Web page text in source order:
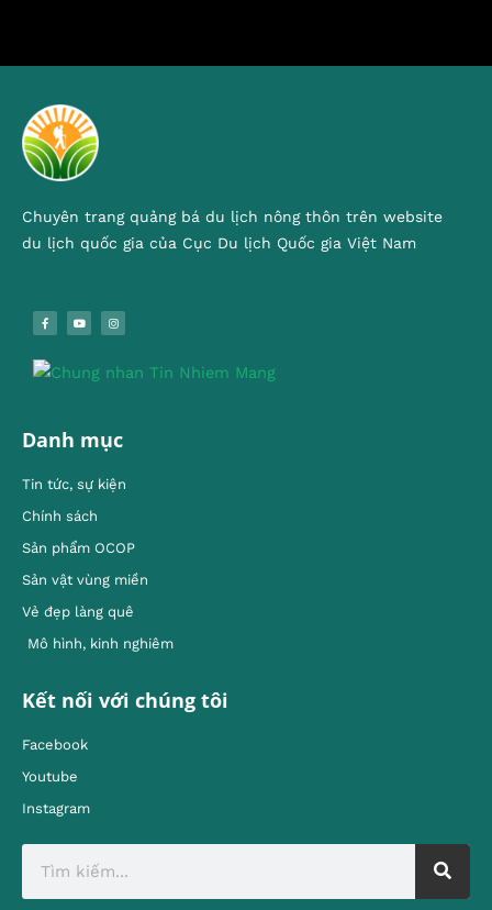
Chuyên trang quảng bá du lịch nông thôn trên website
du lịch quốc gia của Cục Du lịch Quốc gia Việt Nam
Danh mục
Tin tức, sự kiện
Chính sách
Sản phẩm OCOP
Sản vật vùng miền
Vẻ đẹp làng quê
Mô hình, kinh nghiêm
Kết nối với chúng tôi
Facebook
Youtube
Instagram